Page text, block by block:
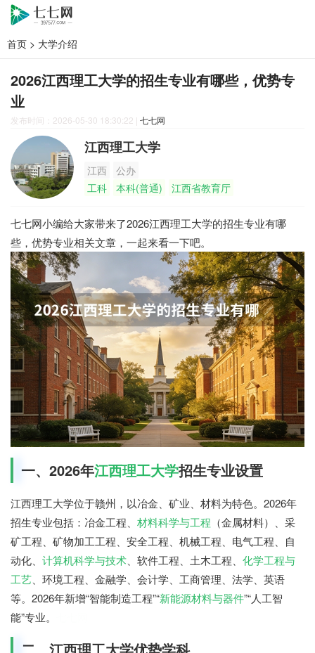
首页 > 大学介绍
2026江西理工大学的招生专业有哪些，优势专
业
发布时间：2026-05-30 18:30:22 | 七七网
江西理工大学
江西
公办
工科
本科(普通) 江西省教育厅
七七网小编给大家带来了2026江西理工大学的招生专业有哪
些，优势专业相关文章，一起来看一下吧。
一、2026年江西理工大学招生专业设置
江西理工大学位于赣州，以冶金、矿业、材料为特色。2026年
招生专业包括：冶金工程、 材料科学与工程 （金属材料）、采
矿工程、矿物加工工程、安全工程、机械工程、电气工程、自
动化、 计算机科学与技术、软件工程、土木工程、 化学工程与
工艺、环境工程、金融学、会计学、工商管理、法学、英语
等。2026年新增“智能制造工程”“新能源材料与器件”“人工智
能”专业。